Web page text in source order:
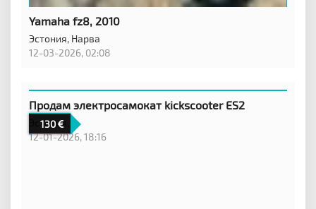
Yamaha fz8, 2010
Эстония, Нарва
12-03-2026, 02:08
130
Продам электросамокат kickscooter ES2
Эстония,
12-01-2026, 18:16